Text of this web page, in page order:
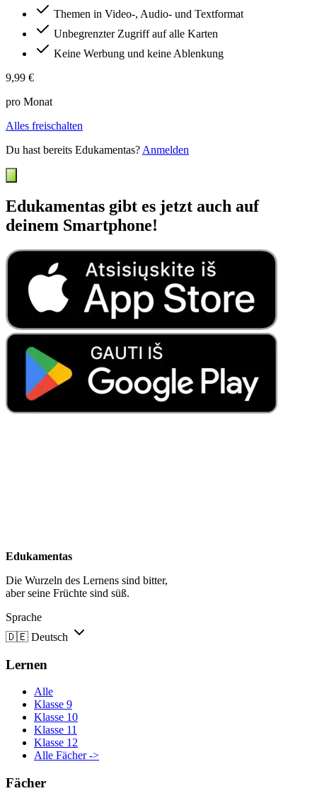
Themen in Video-, Audio- und Textformat
Unbegrenzter Zugriff auf alle Karten
Keine Werbung und keine Ablenkung
9,99 €
pro Monat
Alles freischalten
Du hast bereits Edukamentas? Anmelden
Edukamentas gibt es jetzt auch auf
deinem Smartphone!
Edukamentas
Die Wurzeln des Lernens sind bitter,
aber seine Früchte sind süß.
Sprache
🇩🇪 Deutsch
Lernen
Alle
Klasse 9
Klasse 10
Klasse 11
Klasse 12
Alle Fächer ->
Fächer